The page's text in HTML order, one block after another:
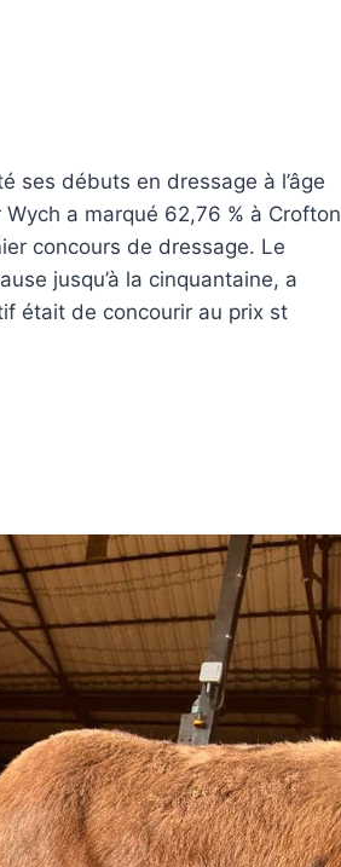
ses débuts en dressage à l’âge
a marqué 62,76 % à Crofton
concours de dressage. Le
jusqu’à la cinquantaine, a
était de concourir au prix st